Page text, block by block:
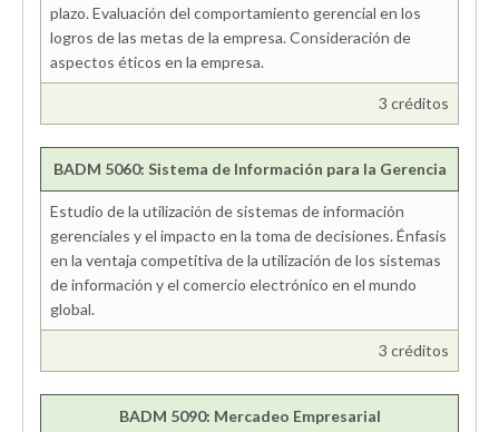
plazo. Evaluación del comportamiento gerencial en los
logros de las metas de la empresa. Consideración de
aspectos éticos en la empresa.
3 créditos
BADM 5060: Sistema de Información para la Gerencia
Estudio de la utilización de sistemas de información
gerenciales y el impacto en la toma de decisiones. Énfasis
en la ventaja competitiva de la utilización de los sistemas
de información y el comercio electrónico en el mundo
global.
3 créditos
BADM 5090: Mercadeo Empresarial